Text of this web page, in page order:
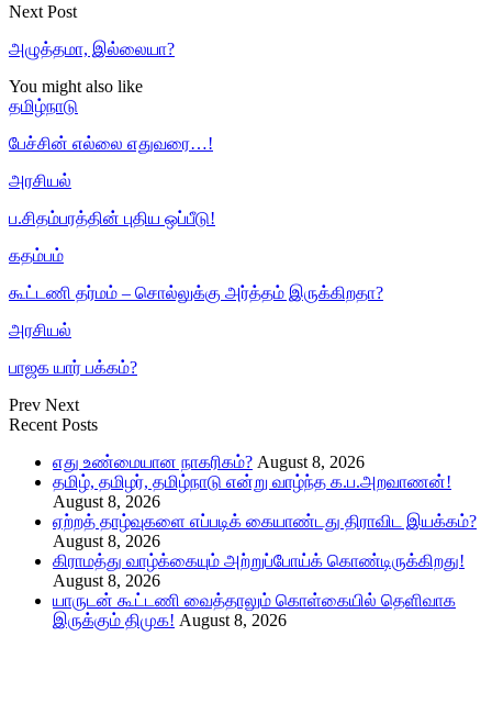
Next Post
அழுத்தமா, இல்லையா?
You might also like
தமிழ்நாடு
பேச்சின் எல்லை எதுவரை…!
அரசியல்
ப.சிதம்பரத்தின் புதிய ஒப்பீடு!
கதம்பம்
கூட்டணி தர்மம் – சொல்லுக்கு அர்த்தம் இருக்கிறதா?
அரசியல்
பாஜக யார் பக்கம்?
Prev Next
Recent Posts
எது உண்மையான நாகரிகம்? August 8, 2026
தமிழ், தமிழர், தமிழ்நாடு என்று வாழ்ந்த க.ப.அறவாணன்!
August 8, 2026
ஏற்றத் தாழ்வுகளை எப்படிக் கையாண்டது திராவிட இயக்கம்?
August 8, 2026
கிராமத்து வாழ்க்கையும் அற்றுப்போய்க் கொண்டிருக்கிறது!
August 8, 2026
யாருடன் கூட்டணி வைத்தாலும் கொள்கையில் தெளிவாக
இருக்கும் திமுக! August 8, 2026